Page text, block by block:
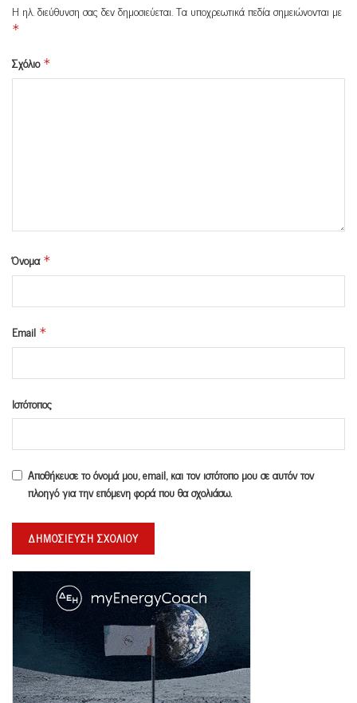
Η ηλ. διεύθυνση σας δεν δημοσιεύεται.Τα υποχρεωτικά πεδία σημειώνονται με
*
Σχόλιο *
Όνομα *
Email *
Ιστότοπος
Αποθήκευσε το όνομά μου, email, και τον ιστότοπο μου σε αυτόν τον
πλοηγό για την επόμενη φορά που θα σχολιάσω.